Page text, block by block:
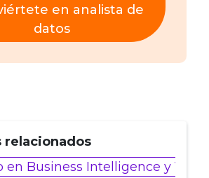
en analista de
datos
relacionados
en Business Intelligence y